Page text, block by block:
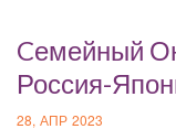
Cемейный
Россия-
28, АПР 2023